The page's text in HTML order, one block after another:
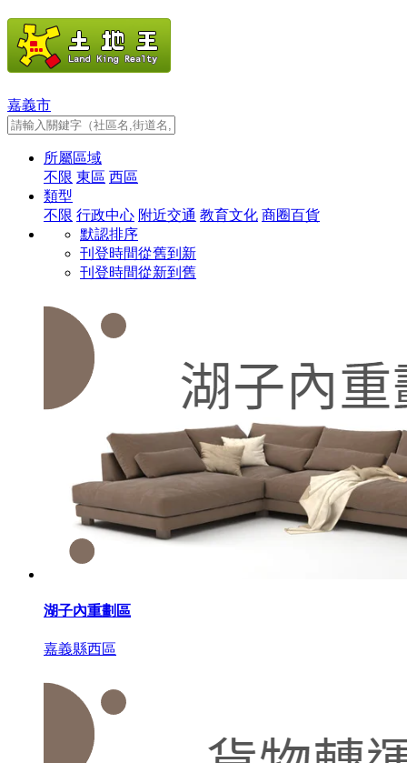
嘉義市
所屬區域
不限 東區 西區
類型
不限 行政中心 附近交通 教育文化 商圈百貨
默認排序
刊登時間從舊到新
刊登時間從新到舊
湖子內重劃區
嘉義縣西區